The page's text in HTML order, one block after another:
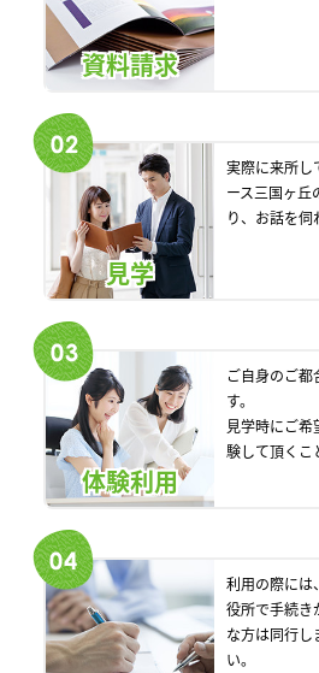
資料請求
見学
実際に来所し
ース三国ヶ丘
り、お話を伺
体験利用
ご自身のご都
す。
見学時にご希
験して頂くこ
利用の際には
役所で手続き
な方は同行し
い。